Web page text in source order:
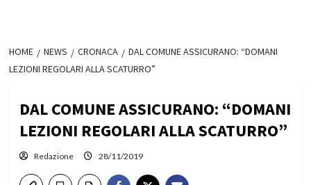
HOME NEWS CRONACA
DAL COMUNE ASSICURANO: “DOMANI
LEZIONI REGOLARI ALLA SCATURRO”
DAL COMUNE ASSICURANO: “DOMANI
LEZIONI REGOLARI ALLA SCATURRO”
Redazione 28/11/2019